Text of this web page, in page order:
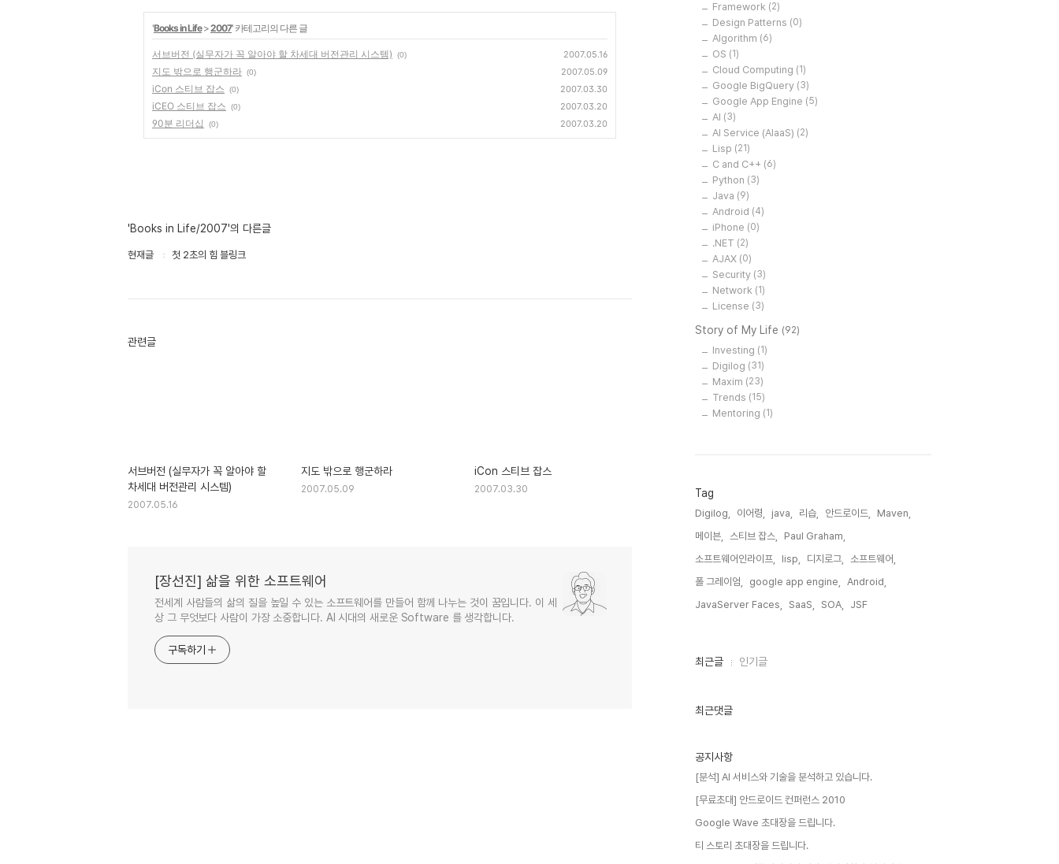
'Books in Life>2007' 카테고리의 다른 글
서브버전 (실무자가 꼭 알아야 할 차세대 버전관리 시스템) (0) 2007.05.16
지도 밖으로 행군하라 (0) 2007.05.09
iCon 스티브 잡스 (0) 2007.03.30
iCEO 스티브 잡스 (0) 2007.03.20
90분 리더십 (0) 2007.03.20
'Books in Life/2007'의 다른글
현재글 첫 2초의 힘 블링크
관련글
서브버전 (실무자가 꼭 알아야 할
차세대 버전관리 시스템)
2007.05.16
지도 밖으로 행군하라
2007.05.09
iCon 스티브 잡스
2007.03.30
[장선진] 삶을 위한 소프트웨어
전세계 사람들의 삶의 질을 높일 수 있는 소프트웨어를 만들어 함께 나누는 것이 꿈입니다. 이 세
상 그 무엇보다 사람이 가장 소중합니다. AI 시대의 새로운 Software 를 생각합니다.
구독하기
Framework (2)
Design Patterns (0)
Algorithm (6)
OS (1)
Cloud Computing (1)
Google BigQuery (3)
Google App Engine (5)
AI (3)
AI Service (AIaaS) (2)
Lisp (21)
C and C++ (6)
Python (3)
Java (9)
Android (4)
iPhone (0)
.NET (2)
AJAX (0)
Security (3)
Network (1)
License (3)
Story of My Life (92)
Investing (1)
Digilog (31)
Maxim (23)
Trends (15)
Mentoring (1)
Tag
Digilog, 이어령, java, 리습, 안드로이드,
Maven,
메이븐,
스티브 잡스,
Paul Graham,
소프트웨어인라이프,
lisp, 디지로그,
소프트웨어,
폴 그레이엄,
google app engine,
Android,
JavaServer Faces,
SaaS, SOA, JSF,
최
인
최근글 인기글
최근댓글
공지사항
[분석] AI 서비스와 기술을 분석하고 있습니다.
[무료초대] 안드로이드 컨퍼런스 2010
Google Wave 초대장을 드립니다.
티 스토리 초대장을 드립니다.